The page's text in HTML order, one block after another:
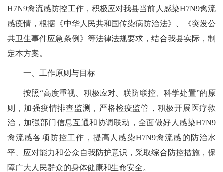
H7N9禽流感防控工作，积极应对我县当前人感染H7N9禽流
感疫情，根据《中华人民共和国传染病防治法》、《突发公
共卫生事件应急条例》等法律法规要求，结合我县实际，制
定本方案。
一、工作原则与目标
按照“高度重视、积极应对、联防联控、科学处置”的原
则，加强疫情排查监测，严格检疫监管，积极开展医疗救
治，加强部门信息互通和协调联动，全面做好人感染H7N9
禽流感各项防控工作，提高人感染H7N9禽流感的防治水
平、应对能力和公众自我防护意识，采取综合防控措施，保
障广大人民群众的身体健康和生命安全。